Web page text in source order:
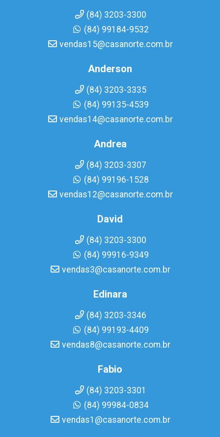
(84) 3203-3300
(84) 99184-9532
vendas15@casanorte.com.br
Anderson
(84) 3203-3335
(84) 99135-4539
vendas14@casanorte.com.br
Andrea
(84) 3203-3307
(84) 99196-1528
vendas12@casanorte.com.br
David
(84) 3203-3300
(84) 99916-9349
vendas3@casanorte.com.br
Edinara
(84) 3203-3346
(84) 99193-4409
vendas8@casanorte.com.br
Fabio
(84) 3203-3301
(84) 99984-0834
vendas1@casanorte.com.br